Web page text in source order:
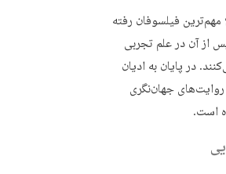
فیلسوفان رفته
از آن در علم تجربی
در پایان به ادیان
جهان‌نگری
است.